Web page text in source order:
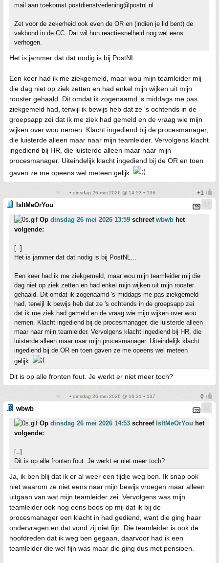
mail aan toekomst.postdienstverlening@postnl.nl
Zet voor de zekerheid ook even de OR en (indien je lid bent) de
vakbond in de CC. Dat wil hun reactiesnelheid nog wel eens
verhogen.
Het is jammer dat dat nodig is bij PostNL…
Een keer had ik me ziekgemeld, maar wou mijn teamleider mij
die dag niet op ziek zetten en had enkel mijn wijken uit mijn
rooster gehaald. Dit omdat ik zogenaamd 's middags me pas
ziekgemeld had, terwijl ik bewijs heb dat ze 's ochtends in de
groepsapp zei dat ik me ziek had gemeld en de vraag wie mijn
wijken over wou nemen. Klacht ingediend bij de procesmanager,
die luisterde alleen maar naar mijn teamleider. Vervolgens klacht
ingediend bij HR, die luisterde alleen maar naar mijn
procesmanager. Uiteindelijk klacht ingediend bij de OR en toen
gaven ze me opeens wel meteen gelijk.
• dinsdag 26 mei 2026 @ 14:53 • 136
IsItMeOrYou
Op dinsdag 26 mei 2026 13:59 schreef wbwb het
volgende:
[..]
Het is jammer dat dat nodig is bij PostNL…
Een keer had ik me ziekgemeld, maar wou mijn teamleider mij die
dag niet op ziek zetten en had enkel mijn wijken uit mijn rooster
gehaald. Dit omdat ik zogenaamd 's middags me pas ziekgemeld
had, terwijl ik bewijs heb dat ze 's ochtends in de groepsapp zei
dat ik me ziek had gemeld en de vraag wie mijn wijken over wou
nemen. Klacht ingediend bij de procesmanager, die luisterde alleen
maar naar mijn teamleider. Vervolgens klacht ingediend bij HR, die
luisterde alleen maar naar mijn procesmanager. Uiteindelijk klacht
ingediend bij de OR en toen gaven ze me opeens wel meteen
gelijk.
Dit is op alle fronten fout. Je werkt er niet meer toch?
• dinsdag 26 mei 2026 @ 16:31 • 137
wbwb
Op dinsdag 26 mei 2026 14:53 schreef IsItMeOrYou het
volgende:
[..]
Dit is op alle fronten fout. Je werkt er niet meer toch?
Ja, ik ben blij dat ik er al weer een tijdje weg ben. Ik snap ook
niet waarom ze niet eens naar mijn bewijs vroegen maar alleen
uitgaan van wat mijn teamleider zei. Vervolgens was mijn
teamleider ook nog eens boos op mij dat ik bij de
procesmanager een klacht in had gediend, want die ging haar
ondervragen en dat vond zij niet fijn. Die teamleider is ook de
hoofdreden dat ik weg ben gegaan, daarvoor had ik een
teamleider die wel fijn was maar die ging dus met pensioen.